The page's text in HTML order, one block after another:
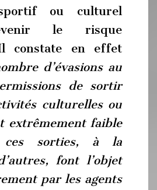
ou culturel
le risque
Il constate en effet
d’évasions au
de sortir
culturelles ou
extrêmement faible
sorties, à la
font l’objet
par les agents